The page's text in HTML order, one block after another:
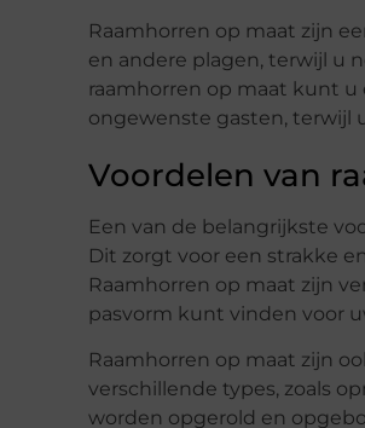
Raamhorren op maat zijn
en andere plagen, terwijl u
raamhorren op maat kunt
ongewenste gasten, terwijl
Voordelen van
Een van de belangrijkste
Dit zorgt voor een strakke
Raamhorren op maat zijn
pasvorm kunt vinden voor
Raamhorren op maat zijn
verschillende types, zoals
worden opgerold en